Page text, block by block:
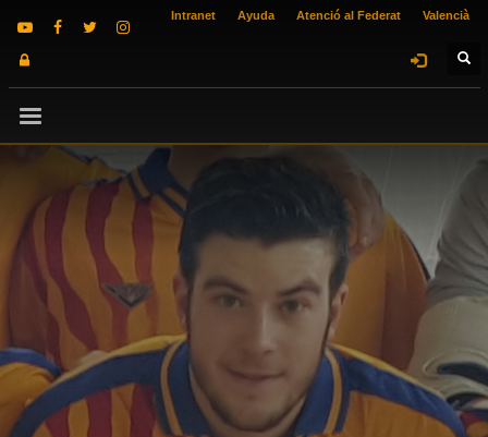
Intranet Ayuda Atenció al Federat Valencià